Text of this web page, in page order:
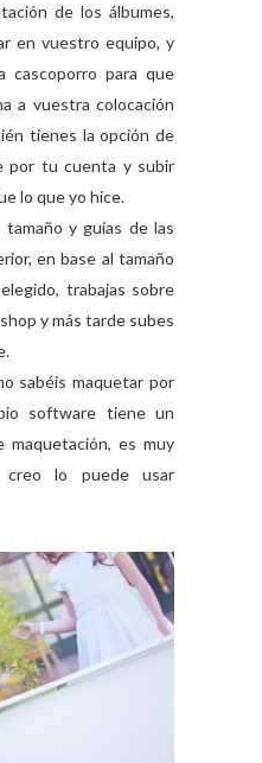
de los álbumes,
en vuestro equipo, y
cascoporro para que
a vuestra colocación
tienes la opción de
por tu cuenta y subir
lo que yo hice.
y guías de las
en base al tamaño
trabajas sobre
y más tarde subes
sabéis maquetar por
software tiene un
es muy
lo puede usar